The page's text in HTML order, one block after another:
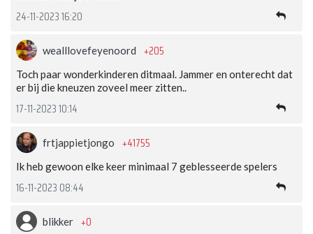
24-11-2023 16:20
wealllovefeyenoord +205
Toch paar wonderkinderen ditmaal. Jammer en onterecht dat
er bij die kneuzen zoveel meer zitten..
17-11-2023 10:14
frtjappietjongo +41755
Ik heb gewoon elke keer minimaal 7 geblesseerde spelers
16-11-2023 08:44
blikker +0